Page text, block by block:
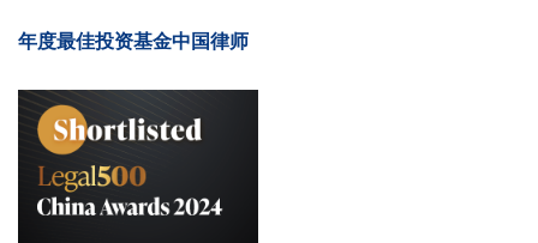
年度最佳投资基金中国律师